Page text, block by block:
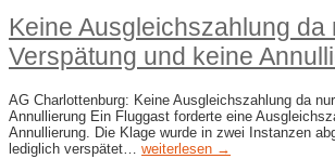
Keine Ausgleichszahlung da
Verspätung und keine
AG Charlottenburg: Keine Ausgleichszahlung da
Annullierung Ein Fluggast forderte eine
Annullierung. Die Klage wurde in zwei Instanzen
lediglich verspätet… weiterlesen →